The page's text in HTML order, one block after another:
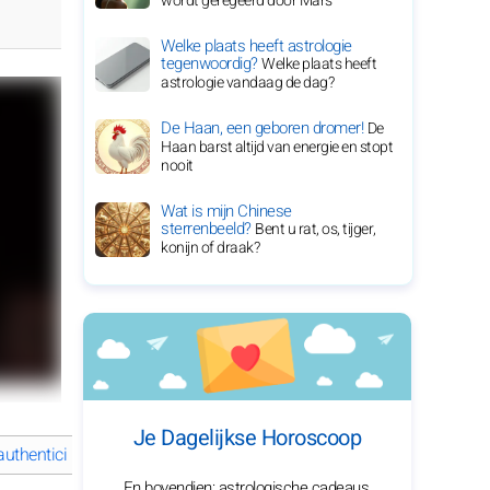
Olivia Colman's opmerkelijke reis door de acteer-
Welke plaats heeft astrologie
tegenwoordig?Welke plaats heeft
astrologie vandaag de dag?
De Haan, een geboren dromer!De
Haan barst altijd van energie en stopt
nooit
Wat is mijn Chinese
sterrenbeeld?Bent u rat, os, tijger,
konijn of draak?
Je Dagelijkse Horoscoop